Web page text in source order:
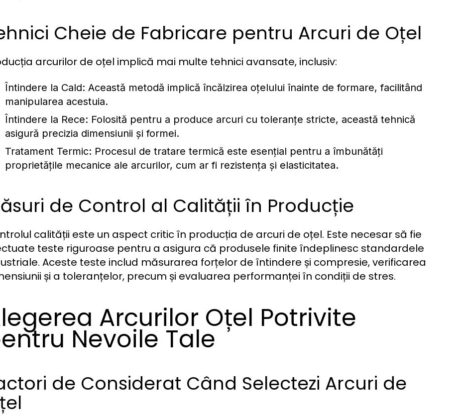
Cheie de Fabricare pentru Arcuri de Oțel
arcurilor de oțel implică mai multe tehnici avansate, inclusiv:
Întindere la Cald: Această metodă implică încălzirea oțelului înainte de formare, facilitând
manipularea acestuia.
Întindere la Rece: Folosită pentru a produce arcuri cu toleranțe stricte, această tehnică
asigură precizia dimensiunii și formei.
Tratament Termic: Procesul de tratare termică este esențial pentru a îmbunătăți
proprietățile mecanice ale arcurilor, cum ar fi rezistența și elasticitatea.
de Control al Calității în Producție
calității este un aspect critic în producția de arcuri de oțel. Este necesar să fie
teste riguroase pentru a asigura că produsele finite îndeplinesc standardele
Aceste teste includ măsurarea forțelor de întindere și compresie, verificarea
și a toleranțelor, precum și evaluarea performanței în condiții de stres.
Arcurilor Oțel Potrivite
Nevoile Tale
de Considerat Când Selectezi Arcuri de